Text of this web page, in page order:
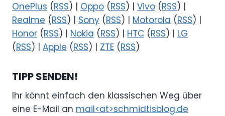
OnePlus (RSS) | Oppo (RSS) | Vivo (RSS) |
Realme (RSS) | Sony (RSS) | Motorola (RSS) |
Honor (RSS) | Nokia (RSS) | HTC (RSS) | LG
(RSS) | Apple (RSS) | ZTE (RSS)
TIPP SENDEN!
Ihr könnt einfach den klassischen Weg über
eine E-Mail an mail<at>schmidtisblog.de